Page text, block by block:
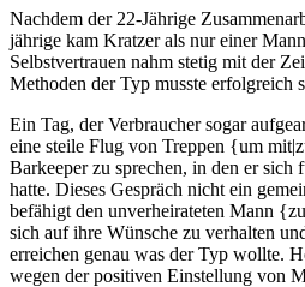
Nachdem der 22-Jährige
jährige kam Kratzer als nur einer
Selbstvertrauen nahm stetig mit der
Methoden der Typ musste erfolgreich
Ein Tag, der Verbraucher sogar
eine steile Flug von Treppen {um
Barkeeper zu sprechen, in den er sich
hatte. Dieses Gespräch nicht ein
befähigt den unverheirateten Mann
sich auf ihre Wünsche zu verhalten
erreichen genau was der Typ wollte.
wegen der positiven Einstellung von